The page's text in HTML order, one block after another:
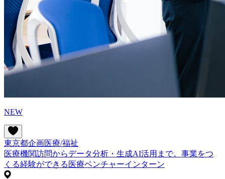
NEW
東京都企画医療/福祉
医療機関訪問からデータ分析・生成AI活用まで。事業をつ
くる経験ができる医療ベンチャーインターン